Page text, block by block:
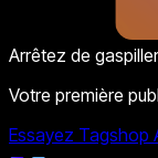
Arrêtez de
Votre première
Essayez Tagshop